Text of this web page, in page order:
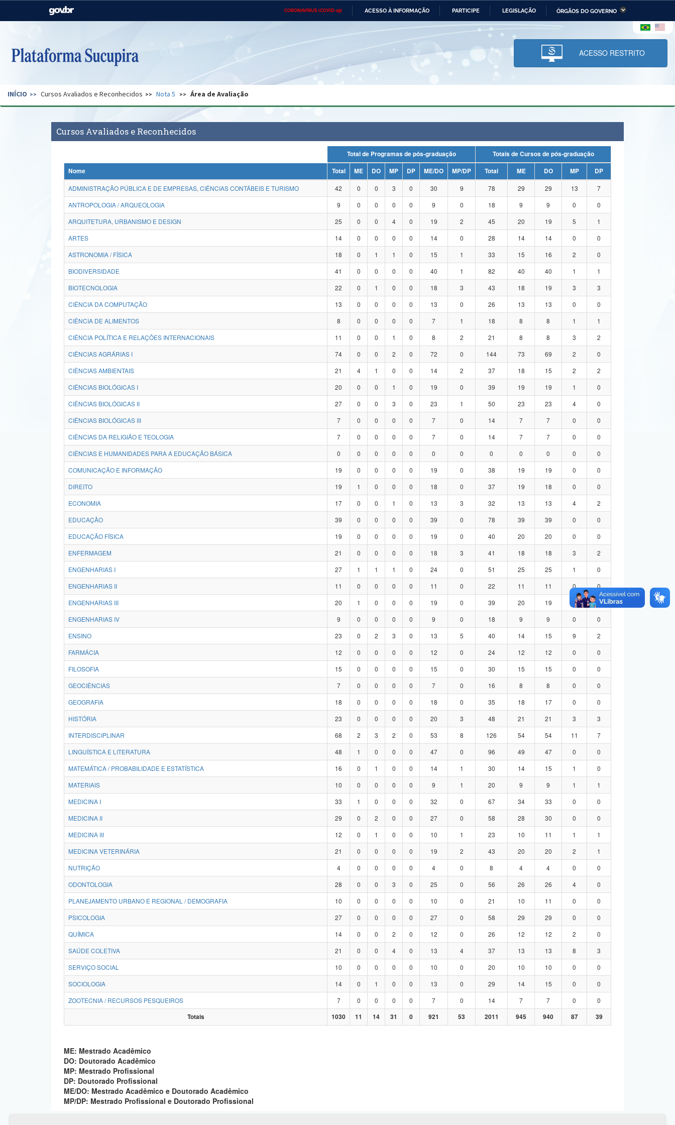
CORONAVÍRUS (COVID-19) ACESSO À INFORMAÇÃO PARTICIPE LEGISLAÇÃO ÓRGÃOS DO GOVERNO
Casa Civil Ministério das Relações Ministério da Economia Ministério da Infraestrutura
Pecuária e Abastecimento
Ministério da Ciência,
Tecnologia, Inovações e
Comunicações
Ministério do Desenvolvimento
Regional e dos Direitos Humanos
Secretaria de Governo Gabinete de Segurança Advocacia-Geral da União Banco Central do Brasil Planalto
ACESSO RESTRITO
INÍCIO Cursos Avaliados e Reconhecidos Nota 5 Área de Avaliação
Cursos Avaliados e Reconhecidos
Total de Programas de pós-graduação
Totais de Cursos de pós-graduação
Nome
Total ME DO MP DP ME/DO MP/DP Total ME DO MP
DP
ADMINISTRAÇÃO PÚBLICA E DE EMPRESAS, CIÊNCIAS CONTÁBEIS E TURISMO
42 0 0 3 0 30 9 78 29 29 13
7
ANTROPOLOGIA / ARQUEOLOGIA
9 0 0 0 0 9 0 18 9 9 0
0
ARQUITETURA, URBANISMO E DESIGN
25 0 0 4 0 19 2 45 20 19 5
1
ARTES
14 0 0 0 0 14 0 28 14 14 0
0
ASTRONOMIA / FÍSICA
18 0 1 1 0 15 1 33 15 16 2
0
BIODIVERSIDADE
41 0 0 0 0 40 1 82 40 40 1
1
BIOTECNOLOGIA
22 0 1 0 0 18 3 43 18 19 3
3
CIÊNCIA DA COMPUTAÇÃO
13 0 0 0 0 13 0 26 13 13 0
0
CIÊNCIA DE ALIMENTOS
8 0 0 0 0 7 1 18 8 8 1
1
CIÊNCIA POLÍTICA E RELAÇÕES INTERNACIONAIS
11 0 0 1 0 8 2 21 8 8 3
2
CIÊNCIAS AGRÁRIAS I
74 0 0 2 0 72 0 144 73 69 2
0
CIÊNCIAS AMBIENTAIS
21 4 1 0 0 14 2 37 18 15 2
2
CIÊNCIAS BIOLÓGICAS I
20 0 0 1 0 19 0 39 19 19 1
0
CIÊNCIAS BIOLÓGICAS II
27 0 0 3 0 23 1 50 23 23 4
0
CIÊNCIAS BIOLÓGICAS III
7 0 0 0 0 7 0 14 7 7 0
0
CIÊNCIAS DA RELIGIÃO E TEOLOGIA
7 0 0 0 0 7 0 14 7 7 0
0
CIÊNCIAS E HUMANIDADES PARA A EDUCAÇÃO BÁSICA
0 0 0 0 0 0 0 0 0 0 0
0
COMUNICAÇÃO E INFORMAÇÃO
19 0 0 0 0 19 0 38 19 19 0
0
DIREITO
19 1 0 0 0 18 0 37 19 18 0
0
ECONOMIA
17 0 0 1 0 13 3 32 13 13 4
2
EDUCAÇÃO
39 0 0 0 0 39 0 78 39 39 0
0
EDUCAÇÃO FÍSICA
19 0 0 0 0 19 0 40 20 20 0
0
ENFERMAGEM
21 0 0 0 0 18 3 41 18 18 3
2
ENGENHARIAS I
27 1 1 1 0 24 0 51 25 25 1
0
ENGENHARIAS II
11 0 0 0 0 11 0 22 11 11 0
0
ENGENHARIAS III
20 1 0 0 0 19 0 39 20 19 0
0
ENGENHARIAS IV
9 0 0 0 0 9 0 18 9 9 0
0
ENSINO
23 0 2 3 0 13 5 40 14 15 9
2
FARMÁCIA
12 0 0 0 0 12 0 24 12 12 0
0
FILOSOFIA
15 0 0 0 0 15 0 30 15 15 0
0
GEOCIÊNCIAS
7 0 0 0 0 7 0 16 8 8 0
0
GEOGRAFIA
18 0 0 0 0 18 0 35 18 17 0
0
HISTÓRIA
23 0 0 0 0 20 3 48 21 21 3
3
INTERDISCIPLINAR
68 2 3 2 0 53 8 126 54 54 11
7
LINGUÍSTICA E LITERATURA
48 1 0 0 0 47 0 96 49 47 0
0
MATEMÁTICA / PROBABILIDADE E ESTATÍSTICA
16 0 1 0 0 14 1 30 14 15 1
0
MATERIAIS
10 0 0 0 0 9 1 20 9 9 1
1
MEDICINA I
33 1 0 0 0 32 0 67 34 33 0
0
MEDICINA II
29 0 2 0 0 27 0 58 28 30 0
0
MEDICINA III
12 0 1 0 0 10 1 23 10 11 1
1
MEDICINA VETERINÁRIA
21 0 0 0 0 19 2 43 20 20 2
1
NUTRIÇÃO
4 0 0 0 0 4 0 8 4 4 0
0
ODONTOLOGIA
28 0 0 3 0 25 0 56 26 26 4
0
PLANEJAMENTO URBANO E REGIONAL / DEMOGRAFIA
10 0 0 0 0 10 0 21 10 11 0
0
PSICOLOGIA
27 0 0 0 0 27 0 58 29 29 0
0
QUÍMICA
14 0 0 2 0 12 0 26 12 12 2
0
SAÚDE COLETIVA
21 0 0 4 0 13 4 37 13 13 8
3
SERVIÇO SOCIAL
10 0 0 0 0 10 0 20 10 10 0
0
SOCIOLOGIA
14 0 1 0 0 13 0 29 14 15 0
0
ZOOTECNIA / RECURSOS PESQUEIROS
7 0 0 0 0 7 0 14 7 7 0
0
Totais
1030 11 14 31 0 921 53 2011 945 940 87 39
ME: Mestrado Acadêmico
DO: Doutorado Acadêmico
MP: Mestrado Profissional
DP: Doutorado Profissional
ME/DO: Mestrado Acadêmico e Doutorado Acadêmico
MP/DP: Mestrado Profissional e Doutorado Profissional